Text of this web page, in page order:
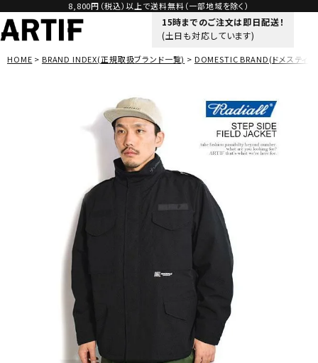
8,800円（税込）以上で送料無料（一部地域を除く）
15時までのご注文は即日配送！
(土日も対応しています)
HOME BRAND INDEX(正規取扱ブランド一覧) DOMESTIC BRAND(ドメスティッ